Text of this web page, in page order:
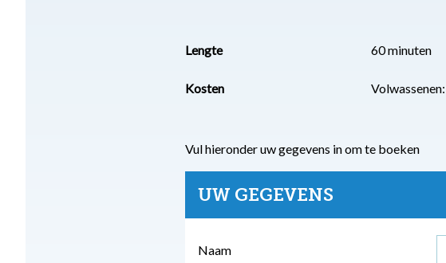
Lengte 60 minuten
Kosten
Vul hieronder uw gegevens in om te boeken
UW GEGEVENS
Naam